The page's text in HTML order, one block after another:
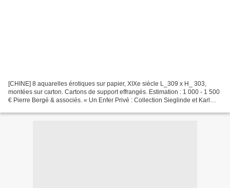
[CHINE] 8 aquarelles érotiques sur papier, XIXe siècle L_309 x H_ 303,
montées sur carton. Cartons de support effrangés. Estimation : 1 000 - 1 500
€ Pierre Bergé & associés. « Un Enfer Privé : Collection Sieglinde et Karl